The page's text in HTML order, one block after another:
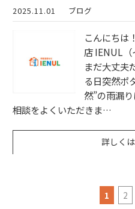
2025.11.01 ブログ
こんにちは
店 IENUL（
まだ大丈夫
る日突然ポ
然”の雨漏
相談をよくいただきま…
詳しく
1 2